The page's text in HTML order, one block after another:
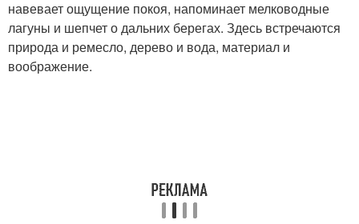
навевает ощущение покоя, напоминает мелководные
лагуны и шепчет о дальних берегах. Здесь встречаются
природа и ремесло, дерево и вода, материал и
воображение.